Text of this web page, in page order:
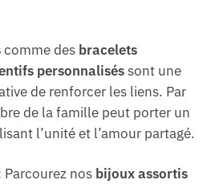
comme des bracelets
personnaliséssont une
de renforcer les liens. Par
de la famille peut porter un
l’unité et l’amour partagé.
Parcourez nos bijoux assortis